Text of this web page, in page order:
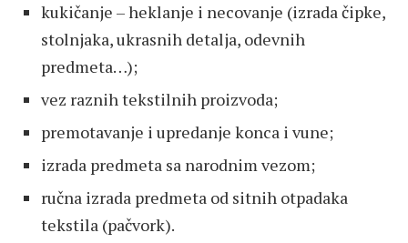
kukičanje – heklanje i necovanje (izrada čipke,
stolnjaka, ukrasnih detalja, odevnih
predmeta…);
vez raznih tekstilnih proizvoda;
premotavanje i upredanje konca i vune;
izrada predmeta sa narodnim vezom;
ručna izrada predmeta od sitnih otpadaka
tekstila (pačvork).